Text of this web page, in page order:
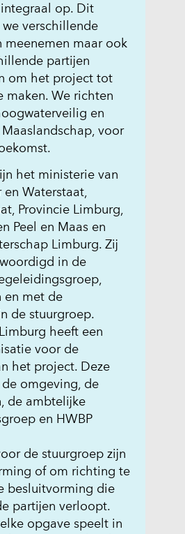
op. Dit
verschillende
meenemen maar ook
partijen
om het project tot
maken. We richten
en
voor
het ministerie van
en Waterstaat,
Provincie Limburg,
Peel en Maas en
Limburg. Zij
in de
en met de
de stuurgroep.
heeft een
voor de
het project. Deze
omgeving, de
de ambtelijke
en HWBP
de stuurgroep zijn
of om richting te
besluitvorming die
partijen verloopt.
opgave speelt in